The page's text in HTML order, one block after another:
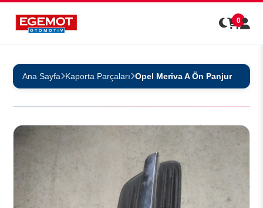
0
Ana Sayfa Kaporta Parçaları Opel Meriva A Ön Panjur